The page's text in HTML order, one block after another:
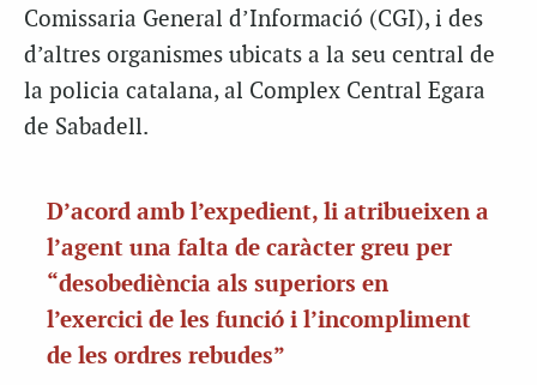
Comissaria General d’Informació (CGI), i des
d’altres organismes ubicats a la seu central de
la policia catalana, al Complex Central Egara
de Sabadell.
D’acord amb l’expedient, li atribueixen a
l’agent una falta de caràcter greu per
“desobediència als superiors en
l’exercici de les funció i l’incompliment
de les ordres rebudes”